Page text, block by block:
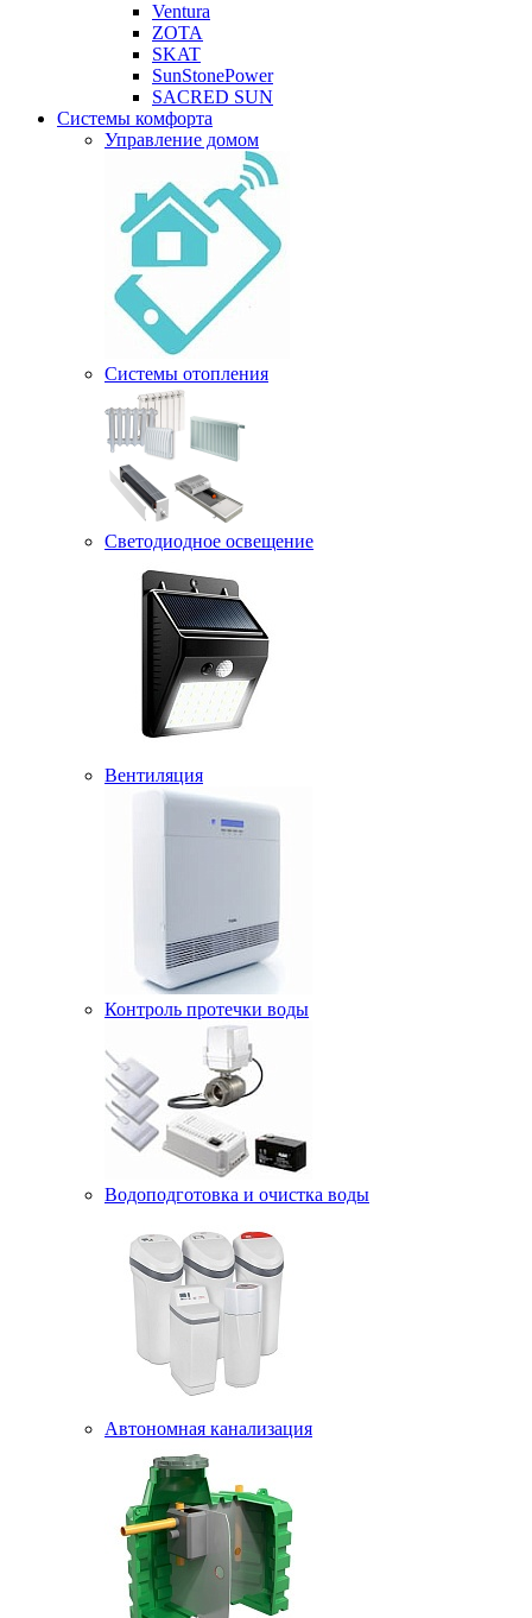
Ventura
ZOTA
SKAT
SunStonePower
SACRED SUN
Системы комфорта
Управление домом
Системы отопления
Светодиодное освещение
Вентиляция
Контроль протечки воды
Водоподготовка и очистка воды
Автономная канализация